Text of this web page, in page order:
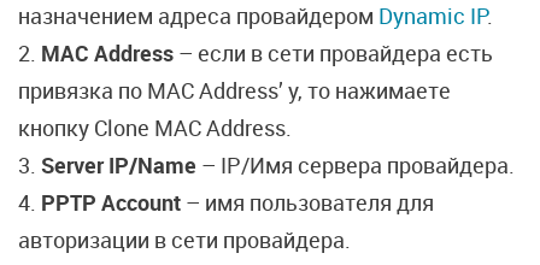
назначением адреса провайдером Dynamic IP.
2. MAC Address – если в сети провайдера есть
привязка по MAC Address’ у, то нажимаете
кнопку Clone MAC Address.
3. Server IP/Name – IP/Имя сервера провайдера.
4. PPTP Account – имя пользователя для
авторизации в сети провайдера.